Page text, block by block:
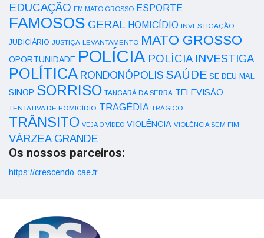
EDUCAÇÃO EM MATO GROSSO ESPORTE
FAMOSOS GERAL HOMICÍDIO INVESTIGAÇÃO
JUDICIÁRIO JUSTIÇA LEVANTAMENTO MATO GROSSO
OPORTUNIDADE POLÍCIA POLÍCIA INVESTIGA
POLÍTICA RONDONÓPOLIS SAÚDE SE DEU MAL
SINOP SORRISO TANGARÁ DA SERRA TELEVISÃO
TENTATIVA DE HOMICÍDIO TRAGÉDIA TRÁGICO
TRÂNSITO VEJA O VÍDEO VIOLÊNCIA VIOLÊNCIA SEM FIM
VÁRZEA GRANDE
Os nossos parceiros:
https://crescendo-cae.fr